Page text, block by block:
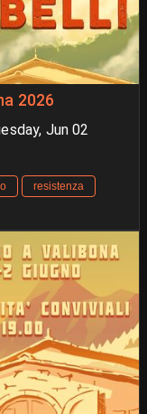
2026
Jun 02
resistenza